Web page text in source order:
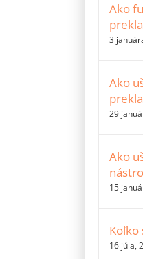
Ako
3
Ako
29
Ako
15
Koľko
16 júla,